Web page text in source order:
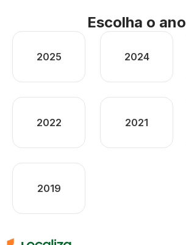
Escolha o ano
2025 2024
2022 2021
2019